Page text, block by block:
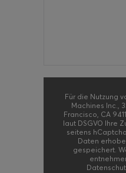
Für die Nutzung
Machines Inc.,
Francisco, CA
laut DSGVO Ihre
seitens
Daten
gespeichert.